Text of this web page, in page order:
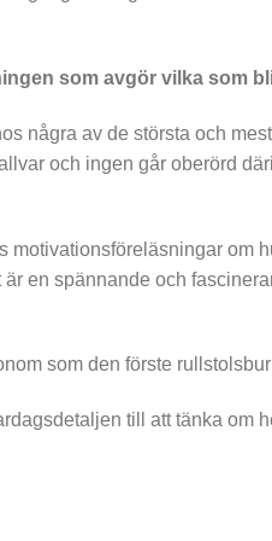
som avgör vilka som
några av de största och
och ingen går oberörd
om
en spännande och
som den förste
till att tänka